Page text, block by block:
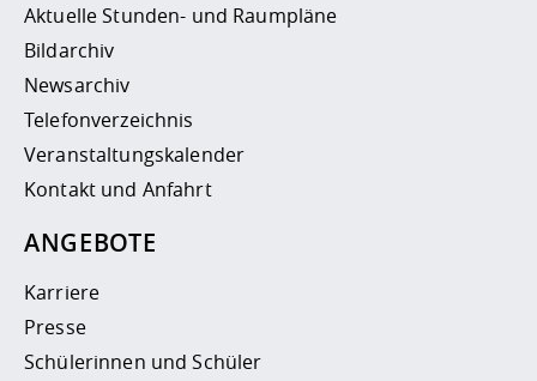
Aktuelle Stunden- und Raumpläne
Bildarchiv
Newsarchiv
Telefonverzeichnis
Veranstaltungskalender
Kontakt und Anfahrt
ANGEBOTE
Karriere
Presse
Schülerinnen und Schüler